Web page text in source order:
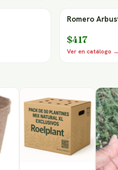
Romero
$417
Ver en catálogo →